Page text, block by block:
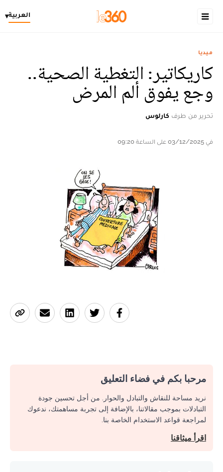
العربية▾
ميديا
كاريكاتير: التغطية الصحية..
وجع يفوق ألم المرض
تحرير من طرف كارلوس
في 03/12/2025 على الساعة 09:20
مرحبا بكم في فضاء التعليق
نريد مساحة للنقاش والتبادل والحوار. من أجل تحسين جودة
التبادلات بموجب مقالاتنا، بالإضافة إلى تجربة مساهمتك، ندعوك
لمراجعة قواعد الاستخدام الخاصة بنا.
اقرأ ميثاقنا